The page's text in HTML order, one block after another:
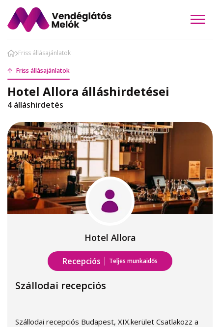
Friss állásajánlatok
Friss állásajánlatok
Hotel Allora álláshirdetései
4 álláshirdetés
Hotel Allora
Recepciós Teljes munkaidős
Szállodai recepciós
Szállodai recepciós Budapest, XIX.kerület Csatlakozz a